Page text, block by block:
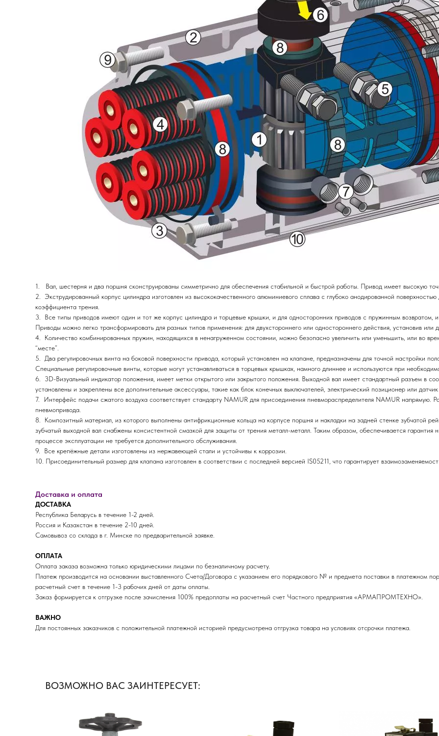
1. Вал, шестерня и два поршня сконструированы симметрично для обеспечения стабильной и быстрой работы. Привод имеет высокую
2. Экструдированный корпус цилиндра изготовлен из высококачественного алюминиевого сплава с глубоко анодированной
коэффициента трения.
3. Все типы приводов имеют один и тот же корпус цилиндра и торцевые крышки, и для односторонних приводов с пружинным возвратом, и
Приводы можно легко трансформировать для разных типов применения: для двухстороннего или одностороннего действия, установив или
4. Количество комбинированных пружин, находящихся в ненагруженном состоянии, можно безопасно увеличить или уменьшить, или во
“месте”.
5. Два регулировочных винта на боковой поверхности привода, который установлен на клапане, предназначены для точной настройки
Специальные регулировочные винты, которые могут устанавливаться в торцевых крышках, намного длиннее и используются при
6. 3D-Визуальный индикатор положения, имеет метки открытого или закрытого положения. Выходной вал имеет стандартный разъем в
установлены и закреплены все дополнительные аксессуары, такие как блок конечных выключателей, электрический позиционер или
7. Интерфейс подачи сжатого воздуха соответствует стандарту NAMUR для присоединения пневмораспределителя NAMUR напрямую.
пневмопривода.
8. Композитный материал, из которого выполнены антифрикционные кольца на корпусе поршня и накладки на задней стенке зубчатой
зубчатый выходной вал снабжены консистентной смазкой для защиты от трения металл-металл. Таким образом, обеспечивается гарантия
процессе эксплуатации не требуется дополнительного обслуживания.
9. Все крепёжные детали изготовлены из нержавеющей стали и устойчивы к коррозии.
10. Присоединительный размер для клапана изготовлен в соответствии с последней версией IS05211, что гарантирует
Доставка и оплата
ДОСТАВКА
Республика Беларусь в течение 1-2 дней.
Россия и Казахстан в течение 2-10 дней.
Самовывоз со склада в г. Минске по предварительной заявке.
ОПЛАТА
Оплата заказа возможна только юридическими лицами по безналичному расчету.
Платеж производится на основании выставленного Счета/Договора с указанием его порядкового № и предмета поставки в платежном
расчетный счет в течение 1-3 рабочих дней от даты оплаты.
Заказ формируется к отгрузке после зачисления 100% предоплаты на расчетный счет Частного предприятия «АРМАПРОМТЕХНО».
ВАЖНО
Для постоянных заказчиков с положительной платежной историей предусмотрена отгрузка товара на условиях отсрочки платежа.
ВОЗМОЖНО ВАС ЗАИНТЕРЕСУЕТ: